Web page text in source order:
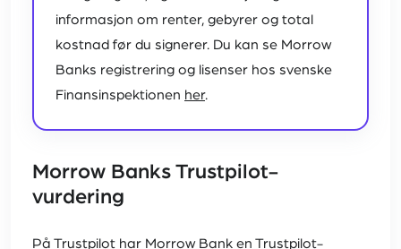
informasjon om renter, gebyrer og total
kostnad før du signerer. Du kan se Morrow
Banks registrering og lisenser hos svenske
Finansinspektionen her.
Morrow Banks Trustpilot-
vurdering
På Trustpilot har Morrow Bank en Trustpilot-